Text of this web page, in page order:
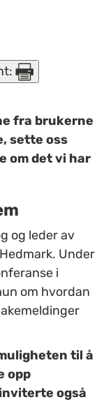
vil
være
fra brukerne
sette oss
om det vi har
og leder av
Under
i
om hvordan
til å
opp
også